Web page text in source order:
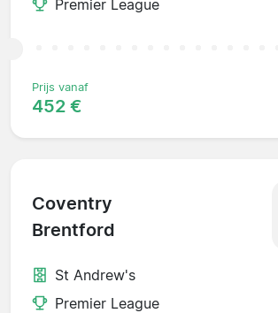
Premier League
Prijs vanaf
452 €
Coventry
Brentford
St Andrew's
Premier League